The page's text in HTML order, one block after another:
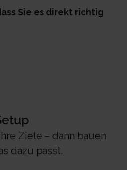
Sie es direkt richtig
Ziele – dann bauen
dazu passt.